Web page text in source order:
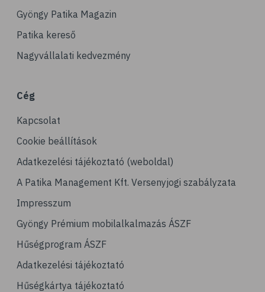
Gyöngy Patika Magazin
Patika kereső
Nagyvállalati kedvezmény
Cég
Kapcsolat
Cookie beállítások
Adatkezelési tájékoztató (weboldal)
A Patika Management Kft. Versenyjogi szabályzata
Impresszum
Gyöngy Prémium mobilalkalmazás ÁSZF
Hűségprogram ÁSZF
Adatkezelési tájékoztató
Hűségkártya tájékoztató